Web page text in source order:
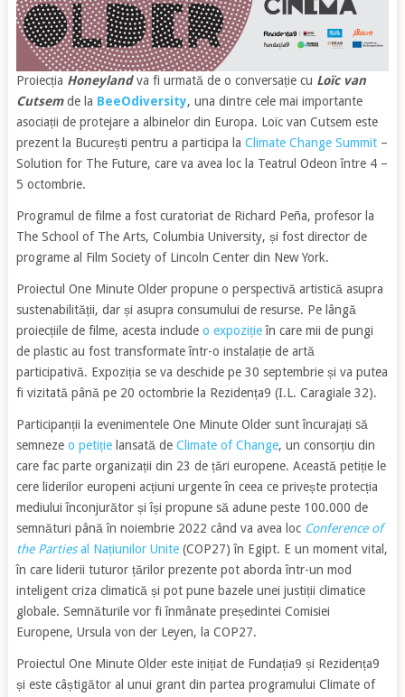
Proiecția Honeylandva fi urmată de o conversație cu Loïc van
Cutsemde la BeeOdiversity, una dintre cele mai importante
asociații de protejare a albinelor din Europa. Loïc van Cutsem este
prezent la București pentru a participa la Climate Change Summit–
Solution for The Future, care va avea loc la Teatrul Odeon între 4 –
5 octombrie.
Programul de filme a fost curatoriat de Richard Peña, profesor la
The School of The Arts, Columbia University, și fost director de
programe al Film Society of Lincoln Center din New York.
Proiectul One Minute Older propune o perspectivă artistică asupra
sustenabilității, dar și asupra consumului de resurse. Pe lângă
proiecțiile de filme, acesta include o expozițieîn care mii de pungi
de plastic au fost transformate într-o instalație de artă
participativă. Expoziția se va deschide pe 30 septembrie și va putea
fi vizitată până pe 20 octombrie la Rezidența9 (I.L. Caragiale 32).
Participanții la evenimentele One Minute Older sunt încurajați să
semneze o petițielansată de Climate of Change, un consorțiu din
care fac parte organizații din 23 de țări europene. Această petiție le
cere liderilor europeni acțiuni urgente în ceea ce privește protecția
mediului înconjurător și își propune să adune peste 100.000 de
semnături până în noiembrie 2022 când va avea loc Conference of
the Partiesal Națiunilor Unite(COP27) în Egipt. E un moment vital,
în care liderii tuturor țărilor prezente pot aborda într-un mod
inteligent criza climatică și pot pune bazele unei justiții climatice
globale. Semnăturile vor fi înmânate președintei Comisiei
Europene, Ursula von der Leyen, la COP27.
Proiectul One Minute Older este inițiat de Fundația9 și Rezidența9
și este câștigător al unui grant din partea programului Climate of